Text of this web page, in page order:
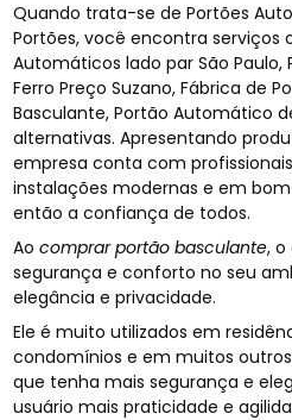
Quando trata-se de Portões
Portões, você encontra serviços
Automáticos lado par São
Ferro Preço Suzano, Fábrica de
Basculante, Portão Automático
alternativas. Apresentando
empresa conta com
instalações modernas e em
então a confiança de todos.
Aocomprar portão basculante,
segurança e conforto no seu
elegância e privacidade.
Ele é muito utilizados em
condomínios e em muitos
que tenha mais segurança e
usuário mais praticidade e